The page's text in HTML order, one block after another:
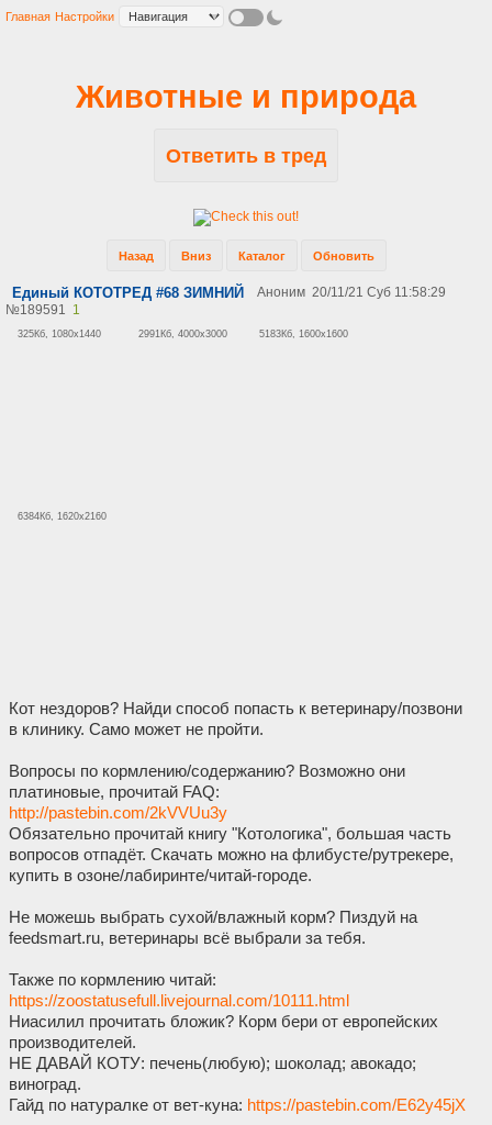
Главная Настройки
Животные и природа
Ответить в тред
Назад Вниз Каталог Обновить
Единый КОТОТРЕД #68 ЗИМНИЙ Аноним 20/11/21 Суб 11:58:29
№189591 1
325Кб, 1080x1440 2991Кб, 4000x3000 5183Кб, 1600x1600
6384Кб, 1620x2160
Кот нездоров? Найди способ попасть к ветеринару/позвони
в клинику. Само может не пройти.
Вопросы по кормлению/содержанию? Возможно они
платиновые, прочитай FAQ:
http://pastebin.com/2kVVUu3y
Обязательно прочитай книгу "Котологика", большая часть
вопросов отпадёт. Скачать можно на флибусте/рутрекере,
купить в озоне/лабиринте/читай-городе.
Не можешь выбрать сухой/влажный корм? Пиздуй на
feedsmart.ru, ветеринары всё выбрали за тебя.
Также по кормлению читай:
https://zoostatusefull.livejournal.com/10111.html
Ниасилил прочитать бложик? Корм бери от европейских
производителей.
НЕ ДАВАЙ КОТУ: печень(любую); шоколад; авокадо;
виноград.
Гайд по натуралке от вет-куна: https://pastebin.com/E62y45jX